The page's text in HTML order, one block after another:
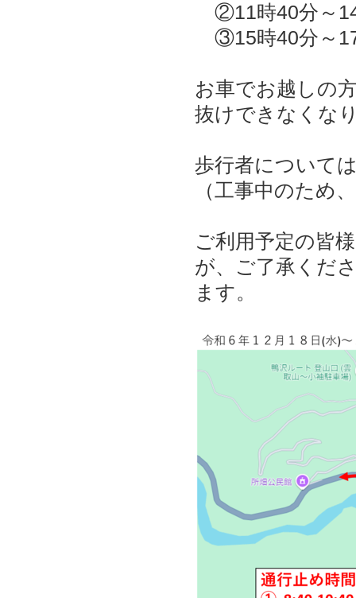
②11時40分～
③15時40分～
お車でお越しの
抜けできなくな
歩行者について
（工事中のため
ご利用予定の皆
が、ご了承くだ
ます。